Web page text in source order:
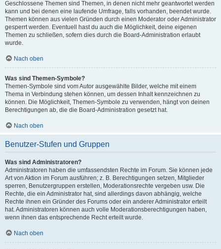
Geschlossene Themen sind Themen, in denen nicht mehr geantwortet werden
kann und bei denen eine laufende Umfrage, falls vorhanden, beendet wurde.
Themen können aus vielen Gründen durch einen Moderator oder Administrator
gesperrt werden. Eventuell hast du auch die Möglichkeit, deine eigenen
Themen zu schließen, sofern dies durch die Board-Administration erlaubt
wurde.
Nach oben
Was sind Themen-Symbole?
Themen-Symbole sind vom Autor ausgewählte Bilder, welche mit einem
Thema in Verbindung stehen können, um dessen Inhalt kennzeichnen zu
können. Die Möglichkeit, Themen-Symbole zu verwenden, hängt von deinen
Berechtigungen ab, die die Board-Administration gesetzt hat.
Nach oben
Benutzer-Stufen und Gruppen
Was sind Administratoren?
Administratoren haben die umfassendsten Rechte im Forum. Sie können jede
Art von Aktion im Forum ausführen; z. B. Berechtigungen setzen, Mitglieder
sperren, Benutzergruppen erstellen, Moderationsrechte vergeben usw. Die
Rechte, die ein Administrator hat, sind allerdings davon abhängig, welche
Rechte ihnen ein Gründer des Forums oder ein anderer Administrator erteilt
hat. Administratoren können auch volle Moderationsberechtigungen haben,
wenn ihnen das entsprechende Recht erteilt wurde.
Nach oben